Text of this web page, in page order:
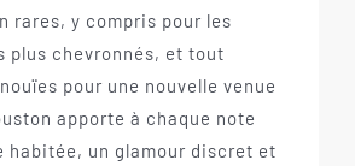
rares, y compris pour les
plus chevronnés, et tout
pour une nouvelle venue
apporte à chaque note
habitée, un glamour discret et